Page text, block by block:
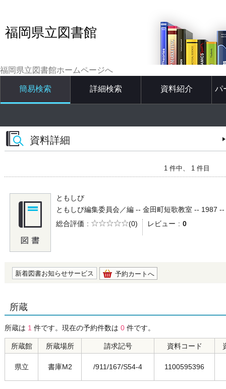
福岡県立図書館
福岡県立図書館ホームページへ
簡易検索 詳細検索 資料紹介 パ
資料詳細
1 件中、 1 件目
ともしび
ともしび編集委員会／編 -- 金田町短歌教室 -- 1987 --
総合評価
5段階評価
(0) レビュー 0
新着図書お知らせサービス 予約カートへ
所蔵
所蔵は 1 件です。現在の予約件数は 0 件です。
所蔵館 所蔵場所 請求記号 資料コード
県立 書庫M2 /911/167/S54-4 1100595396